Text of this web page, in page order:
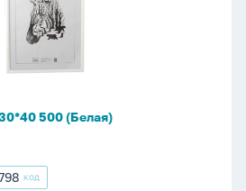
500 (Белая)
КОД